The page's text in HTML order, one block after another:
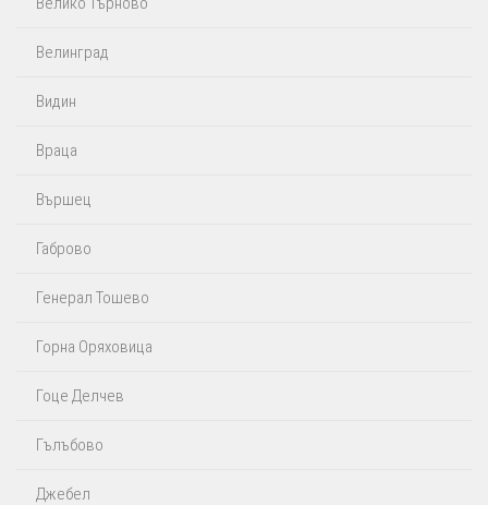
Велинград
Видин
Враца
Вършец
Габрово
Генерал Тошево
Горна Оряховица
Гоце Делчев
Гълъбово
Джебел